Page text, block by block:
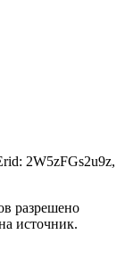
2W5zFGs2u9z,
разрешено
источник.